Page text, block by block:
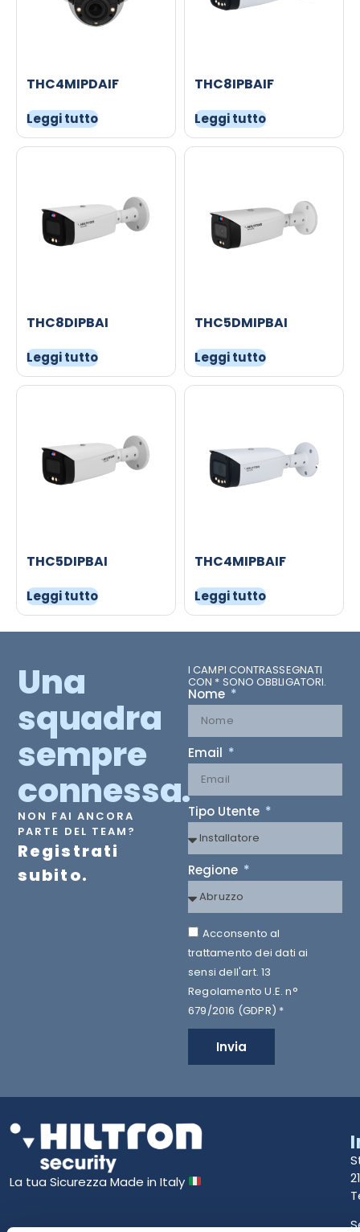
THC4MIPDAIF
Leggi tutto
THC8IPBAIF
Leggi tutto
THC8DIPBAI
Leggi tutto
THC5DMIPBAI
Leggi tutto
THC5DIPBAI
Leggi tutto
THC4MIPBAIF
Leggi tutto
Una
squadra
sempre
connessa.
NON FAI ANCORA
PARTE DEL TEAM?
Registrati
subito.
I CAMPI CONTRASSEGNATI
CON * SONO OBBLIGATORI.
Nome
Email
Tipo Utente
Regione
Acconsento al
trattamento dei dati ai
sensi dell'art. 13
Regolamento U.E. n°
679/2016 (GDPR) *
Invia
La tua Sicurezza Made in Italy